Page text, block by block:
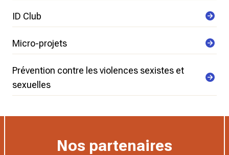
ID Club
Micro-projets
Prévention contre les violences sexistes et
sexuelles
Nos partenaires